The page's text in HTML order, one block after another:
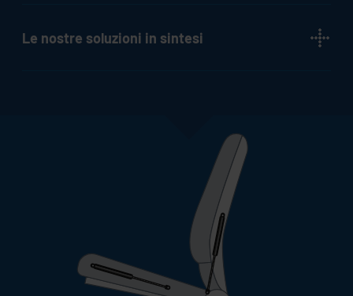
Le nostre soluzioni in sintesi